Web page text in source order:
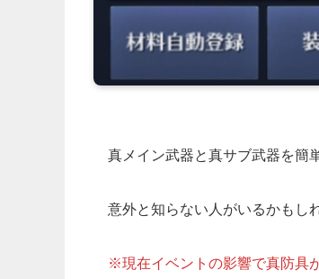
真メイン武器と真サブ武器を簡
意外と知らない人がいるかもし
※現在イベントの影響で真防具